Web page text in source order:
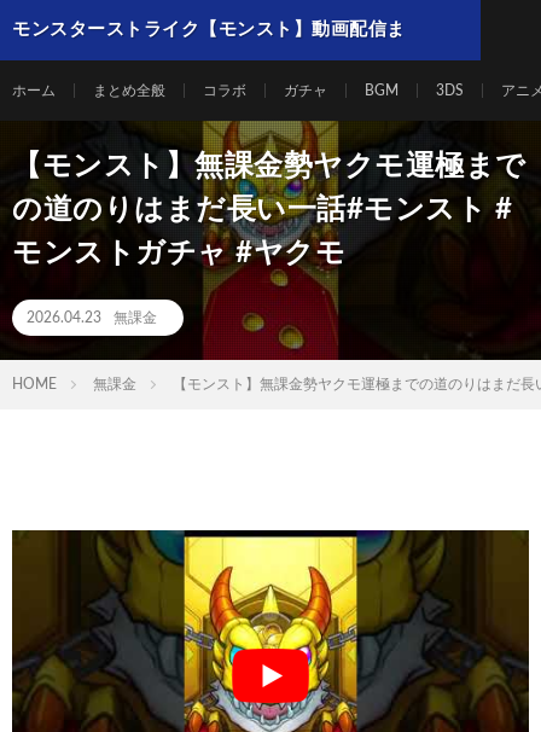
モンスターストライク【モンスト】動画配信ま
ホーム まとめ全般 コラボ ガチャ BGM 3DS アニ
【モンスト】無課金勢ヤクモ運極まで
の道のりはまだ長い一話#モンスト #
モンストガチャ #ヤクモ
2026.04.23 無課金
HOME 無課金 【モンスト】無課金勢ヤクモ運極までの道のりはまだ